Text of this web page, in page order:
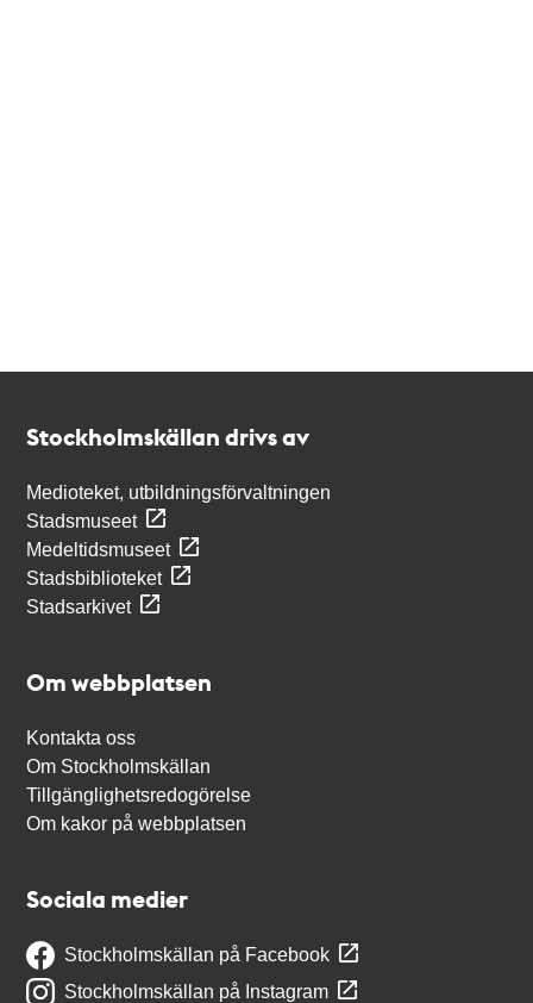
Stockholmskällan drivs av
Medioteket, utbildningsförvaltningen
Stadsmuseet
Medeltidsmuseet
Stadsbiblioteket
Stadsarkivet
Om webbplatsen
Kontakta oss
Om Stockholmskällan
Tillgänglighetsredogörelse
Om kakor på webbplatsen
Sociala medier
Stockholmskällan på Facebook
Stockholmskällan på Instagram